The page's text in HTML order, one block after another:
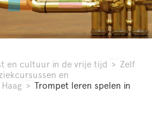
en cultuur in de vrije tijd > Zelf
en
> Trompet leren spelen in